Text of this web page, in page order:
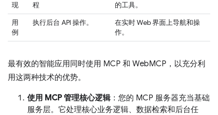
现
程
的工具。
用
例
执行后台 API 操作。
在实时 Web 界面上导航和操
作。
最有效的智能应用同时使用 MCP 和 WebMCP，以充分利
用这两种技术的优势。
使用 MCP 管理核心逻辑：您的 MCP 服务器充当基础
服务层。它处理核心业务逻辑、数据检索和后台任